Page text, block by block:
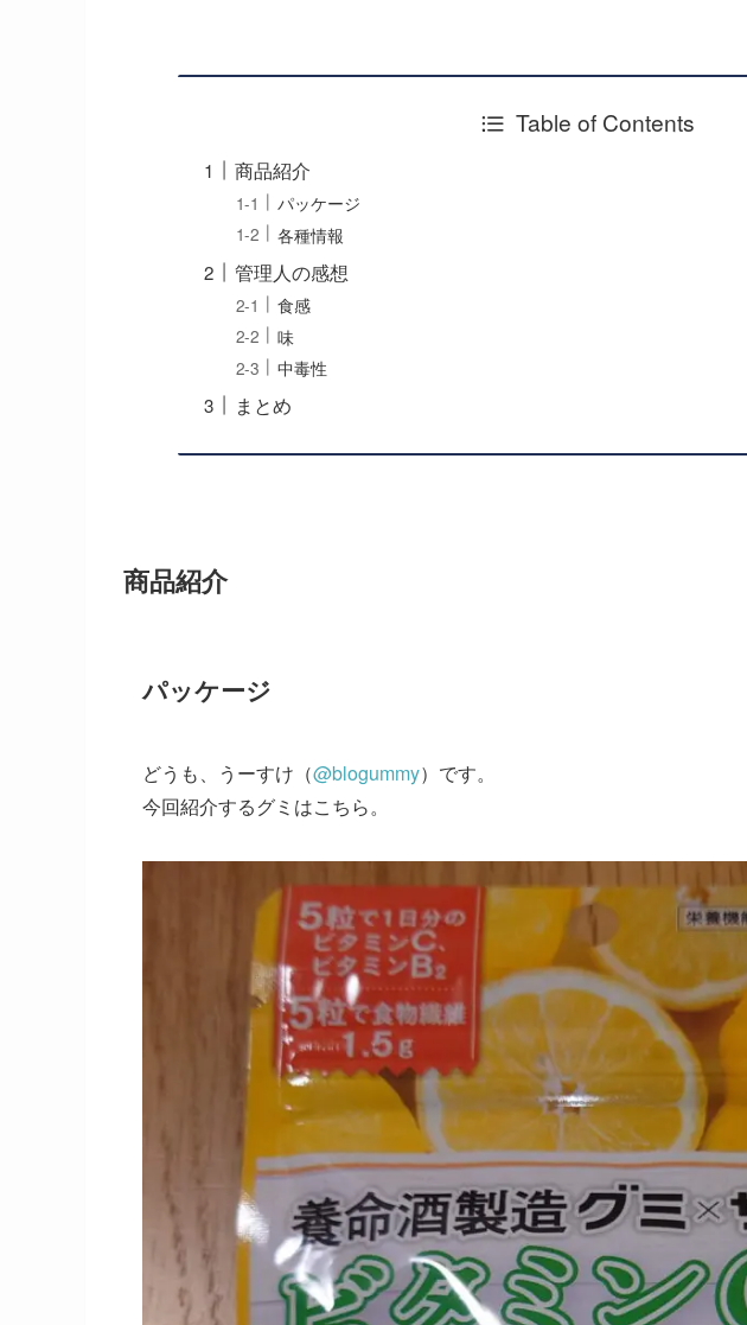
Table of Contents
商品紹介
パッケージ
各種情報
管理人の感想
食感
味
中毒性
まとめ
商品紹介
パッケージ
どうも、うーすけ（@blogummy）です。
今回紹介するグミはこちら。